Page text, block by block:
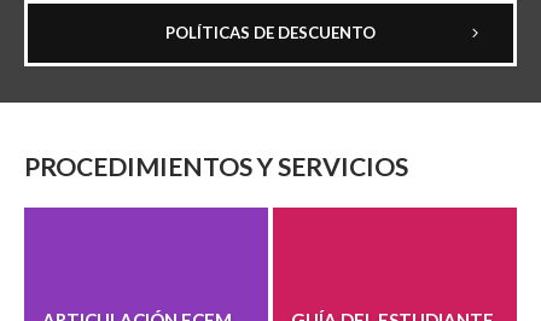
POLÍTICAS DE DESCUENTO
PROCEDIMIENTOS Y SERVICIOS